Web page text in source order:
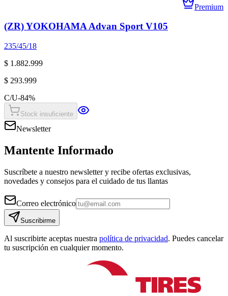
Premium
(ZR) YOKOHAMA Advan Sport V105
235/45/18
$ 1.882.999
$ 293.999
C/U-84%
Stock insuficiente
Newsletter
Mantente Informado
Suscríbete a nuestro newsletter y recibe ofertas exclusivas,
novedades y consejos para el cuidado de tus llantas
Correo electrónico
Suscribirme
Al suscribirte aceptas nuestra política de privacidad. Puedes cancelar
tu suscripción en cualquier momento.